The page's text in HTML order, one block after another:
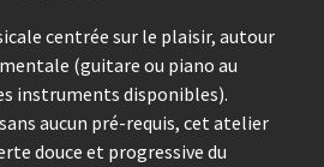
centrée sur le plaisir, autour
(guitare ou piano au
instruments disponibles).
aucun pré-requis, cet atelier
douce et progressive du